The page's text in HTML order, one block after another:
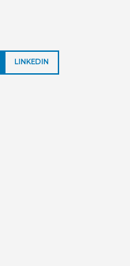
LINKEDIN